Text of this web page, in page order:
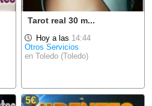
Tarot real 30 m...
Hoy a las 14:44
Otros Servicios
en Toledo (Toledo)
5€